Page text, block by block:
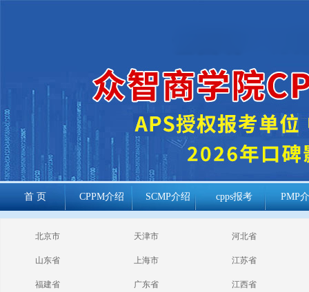
首 页 CPPM介绍 SCMP介绍 cpps报考 PMP
cppm报考常见
问题
北京市 天津市 河北省
山东省 上海市 江苏省
福建省 广东省 江西省